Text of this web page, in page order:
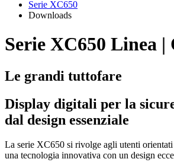
Serie XC650
Downloads
Serie XC650 Linea |
Le grandi tuttofare
Display digitali per la
dal design essenziale
La serie XC650 si rivolge agli utenti
una tecnologia innovativa con un design